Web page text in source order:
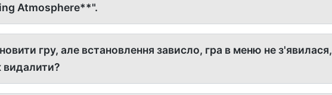
Atmosphere**".
гру, але встановлення зависло, гра в меню не
видалити?